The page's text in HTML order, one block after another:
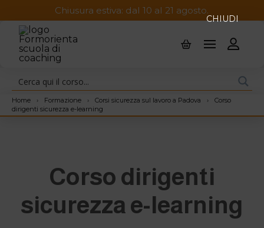
Chiusura estiva: dal 10 al 21 agosto.
Home › Formazione › Corsi sicurezza sul lavoro a Padova ›
Corso
dirigenti sicurezza e-learning
Corso dirigenti
sicurezza e-learning
CHIUDI